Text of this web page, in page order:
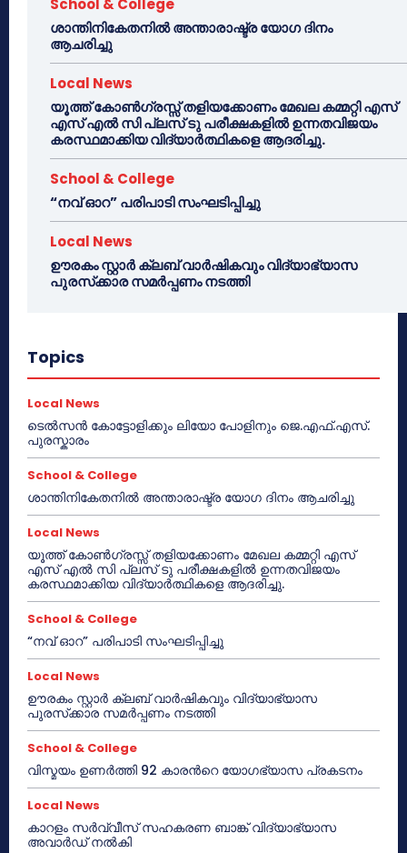
School & College
ശാന്തിനികേതനിൽ അന്താരാഷ്ട്ര യോഗ ദിനം
ആചരിച്ചു
Local News
യൂത്ത് കോൺഗ്രസ്സ് തളിയക്കോണം മേഖല കമ്മറ്റി എസ്
എസ് എൽ സി പ്ലസ് ടു പരീക്ഷകളിൽ ഉന്നതവിജയം
കരസ്ഥമാക്കിയ വിദ്യാർത്ഥികളെ ആദരിച്ചു.
School & College
“നവ് ഓറ” പരിപാടി സംഘടിപ്പിച്ചു
Local News
ഊരകം സ്റ്റാർ ക്ലബ് വാർഷികവും വിദ്യാഭ്യാസ
പുരസ്‌ക്കാര സമർപ്പണം നടത്തി
Topics
Local News
ടെൽസൻ കോട്ടോളിക്കും ലിയോ പോളിനും ജെ.എഫ്.എസ്.
പുരസ്കാരം
School & College
ശാന്തിനികേതനിൽ അന്താരാഷ്ട്ര യോഗ ദിനം ആചരിച്ചു
Local News
യൂത്ത് കോൺഗ്രസ്സ് തളിയക്കോണം മേഖല കമ്മറ്റി എസ്
എസ് എൽ സി പ്ലസ് ടു പരീക്ഷകളിൽ ഉന്നതവിജയം
കരസ്ഥമാക്കിയ വിദ്യാർത്ഥികളെ ആദരിച്ചു.
School & College
“നവ് ഓറ” പരിപാടി സംഘടിപ്പിച്ചു
Local News
ഊരകം സ്റ്റാർ ക്ലബ് വാർഷികവും വിദ്യാഭ്യാസ
പുരസ്‌ക്കാര സമർപ്പണം നടത്തി
School & College
വിസ്മയം ഉണർത്തി 92 കാരൻറെ യോഗഭ്യാസ പ്രകടനം
Local News
കാറളം സർവ്വീസ് സഹകരണ ബാങ്ക് വിദ്യാഭ്യാസ
അവാർഡ് നൽകി